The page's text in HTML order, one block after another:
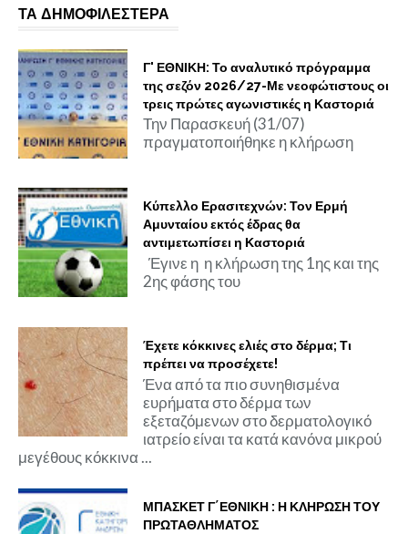
ΤΑ ΔΗΜΟΦΙΛΕΣΤΕΡΑ
Γ' ΕΘΝΙΚΗ: Το αναλυτικό πρόγραμμα
της σεζόν 2026/27-Με νεοφώτιστους οι
τρεις πρώτες αγωνιστικές η Καστοριά
Την Παρασκευή (31/07)
πραγματοποιήθηκε η κλήρωση
Κύπελλο Ερασιτεχνών: Τον Ερμή
Αμυνταίου εκτός έδρας θα
αντιμετωπίσει η Καστοριά
Έγινε η η κλήρωση της 1ης και της
2ης φάσης του
Έχετε κόκκινες ελιές στο δέρμα; Τι
πρέπει να προσέχετε!
Ένα από τα πιο συνηθισμένα
ευρήματα στο δέρμα των
εξεταζόμενων στο δερματολογικό
ιατρείο είναι τα κατά κανόνα μικρού
μεγέθους κόκκινα ...
ΜΠΑΣΚΕΤ Γ΄ΕΘΝΙΚΗ : Η ΚΛΗΡΩΣΗ ΤΟΥ
ΠΡΩΤΑΘΛΗΜΑΤΟΣ